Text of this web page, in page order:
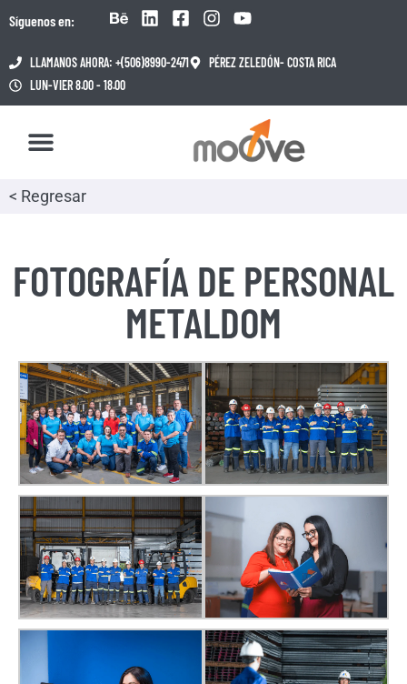
Síguenos en:
LLAMANOS AHORA: +(506)8990-2471
PÉREZ ZELEDÓN- COSTA RICA
LUN-VIER 8.00 - 18.00
< Regresar
FOTOGRAFÍA DE PERSONAL
METALDOM